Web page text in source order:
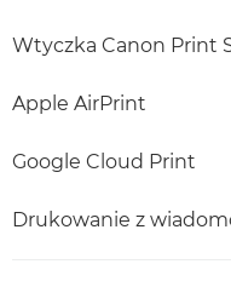
Wtyczka Canon Print
Apple AirPrint
Google Cloud Print
Drukowanie z